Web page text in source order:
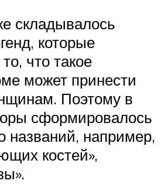
складывалось
которые
что такое
может принести
Поэтому в
сформировалось
названий, например,
костей»,